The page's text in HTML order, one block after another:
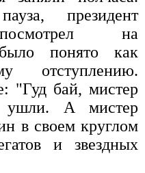
президент
на
понято как
отступлению.
"Гуд бай, мистер
ушли. А мистер
в своем круглом
и звездных